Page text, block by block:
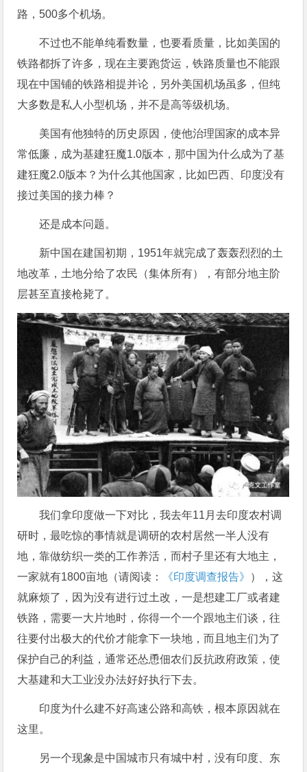
路，500多个机场。
不过也不能单纯看数量，也要看质量，比如美国的
铁路都拆了许多，现在主要跑货运，铁路质量也不能跟
现在中国铺的铁路相提并论，另外美国机场虽多，但纯
大多数是私人小型机场，并不是高等级机场。
美国有他独特的历史原因，使他治理国家的成本异
常低廉，成为基建狂魔1.0版本，那中国为什么成为了基
建狂魔2.0版本？为什么其他国家，比如巴西、印度没有
接过美国的接力棒？
还是成本问题。
新中国在建国初期，1951年就完成了轰轰烈烈的土
地改革，土地分给了农民（集体所有），有部分地主阶
层甚至直接枪毙了。
我们拿印度做一下对比，我去年11月去印度农村调
研时，最吃惊的事情就是调研的农村居然一半人没有
地，靠做纺织一类的工作养活，而村子里还有大地主，
一家就有1800亩地（请阅读：
《印度调查报告》 ），这
就麻烦了，因为没有进行过土改，一是想建工厂或者建
铁路，需要一大片地时，你得一个一个跟地主们谈，往
往要付出极大的代价才能拿下一块地，而且地主们为了
保护自己的利益，通常还怂恿佃农们反抗政府政策，使
大基建和大工业没办法好好执行下去。
印度为什么建不好高速公路和高铁，根本原因就在
这里。
另一个现象是中国城市只有城中村，没有印度、东